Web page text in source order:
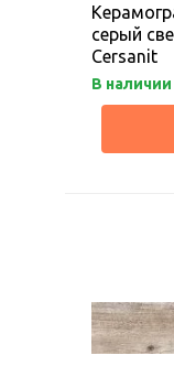
серый
Cersanit
В